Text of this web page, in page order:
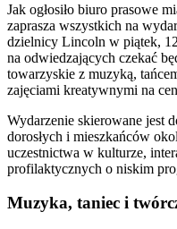
Jak ogłosiło biuro prasowe
zaprasza wszystkich na
dzielnicy Lincoln w piątek,
na odwiedzających czekać
towarzyskie z muzyką,
zajęciami kreatywnymi na
Wydarzenie skierowane jest
dorosłych i mieszkańców
uczestnictwa w kulturze,
profilaktycznych o niskim
Muzyka, taniec i